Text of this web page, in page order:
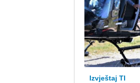
Izvještaj TI